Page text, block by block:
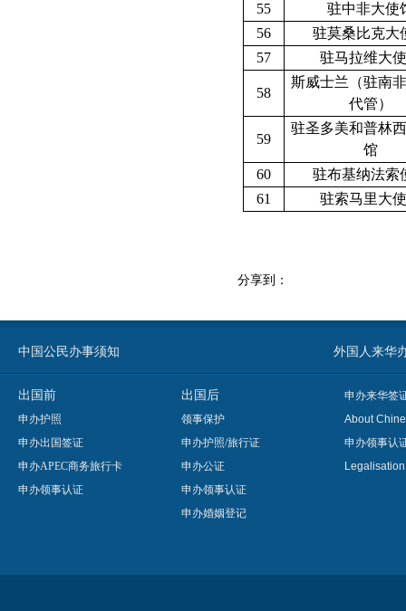
55
驻中非大使
56
驻莫桑比克大
57
驻马拉维大
58
斯威士兰 （驻南
代管）
59
驻圣多美和普林
馆
60
驻布基纳法索
61
驻索马里大
分享到：
中国公民办事须知 外国人来华
出国前
申办护照
申办出国签证
申办APEC商务旅行卡
申办领事认证
出国后
领事保护
申办护照/旅行证
申办公证
申办领事认证
申办婚姻登记
申办来华签
About
申办领事认